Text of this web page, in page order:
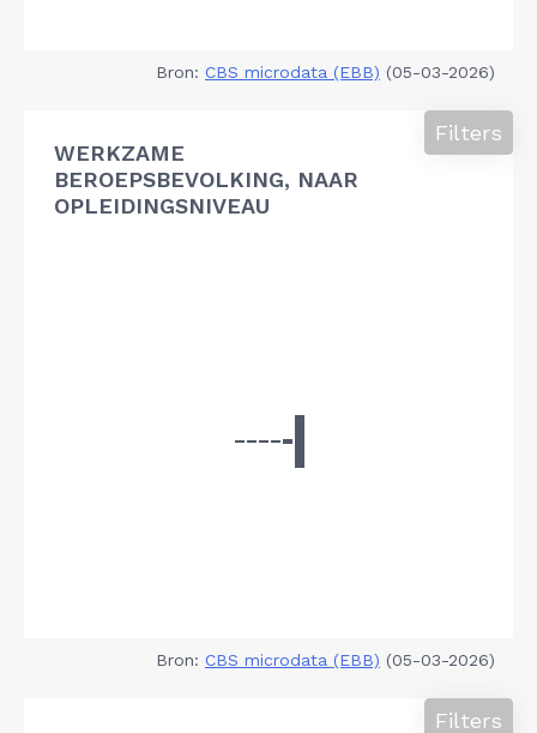
Bron: CBS microdata (EBB) (05-03-2026)
WERKZAME
BEROEPSBEVOLKING, NAAR
OPLEIDINGSNIVEAU
Filters
Bron: CBS microdata (EBB) (05-03-2026)
Filters